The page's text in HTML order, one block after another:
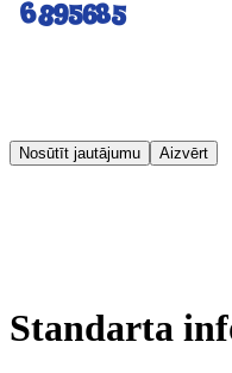
Nosūtīt jautājumu Aizvērt
Standarta